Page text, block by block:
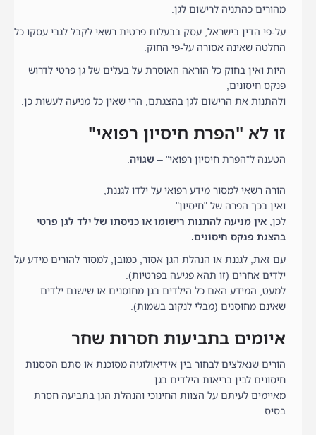
מהורים כהתניה לרישום לגן.
על-פי הדין בישראל, עסק בבעלות פרטית רשאי לקבל לגבי עסקו כל
החלטה שאינה אסורה על-פי החוק.
היות ואין בחוק כל הוראה האוסרת על בעלים של גן פרטי לדרוש
פנקס חיסונים,
ולהתנות את הרישום לגן בהצגתם, הרי שאין כל מניעה לעשות כן.
זו לא "הפרת חיסיון רפואי"
הטענה ל"הפרת חיסיון רפואי" – שגויה.
הורה רשאי למסור מידע רפואי על ילדו לגננת,
ואין בכך הפרה של "חיסיון".
לכן, אין מניעה להתנות רישומו או כניסתו של ילד לגן פרטי
בהצגת פנקס חיסונים.
עם זאת, לגננת או הנהלת הגן אסור, כמובן, למסור להורים מידע על
ילדים אחרים (זו תהא פגיעה בפרטיות).
למעט, המידע האם כל הילדים בגן מחוסנים או שישנם ילדים
שאינם מחוסנים (מבלי לנקוב בשמות).
איומים בתביעות חסרות שחר
הורים שנאלצים לבחור בין אידיאולוגיה מסוכנת או סתם הססנות
חיסונים לבין בריאות הילדים בגן –
מאיימים לעיתם על הצוות החינוכי והנהלת הגן בתביעה חסרת
בסיס.